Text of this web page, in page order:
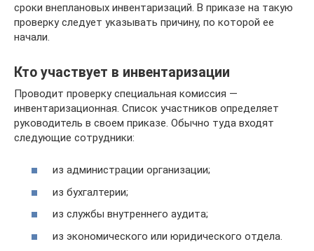
сроки внеплановых инвентаризаций. В приказе на такую
проверку следует указывать причину, по которой ее
начали.
Кто участвует в инвентаризации
Проводит проверку специальная комиссия —
инвентаризационная. Список участников определяет
руководитель в своем приказе. Обычно туда входят
следующие сотрудники:
из администрации организации;
из бухгалтерии;
из службы внутреннего аудита;
из экономического или юридического отдела.